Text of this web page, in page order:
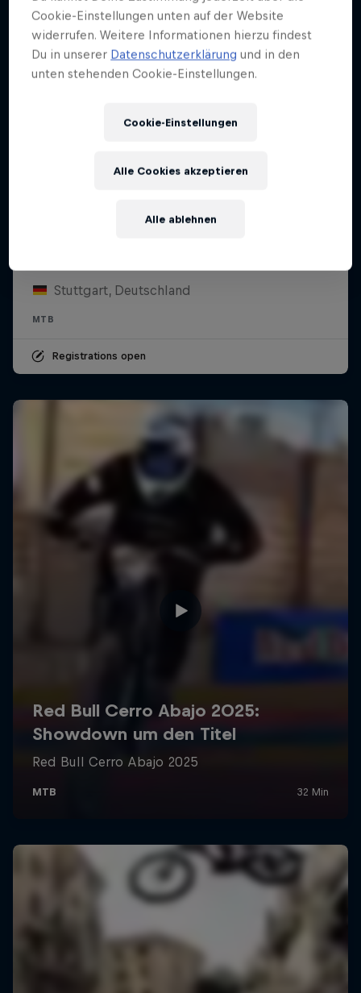
Stuttgart, Deutschland
MTB
Registrations open
Cookie-Einstellungen unten auf der Website
widerrufen. Weitere Informationen hierzu findest
Du in unserer Datenschutzerklärung und in den
unten stehenden Cookie-Einstellungen.
Cookie-Einstellungen
Alle ablehnen
Alle Cookies akzeptieren